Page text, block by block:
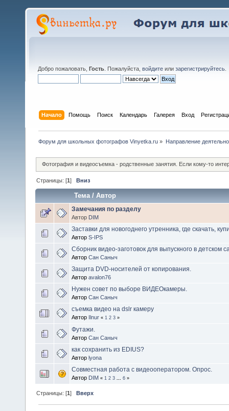
Добро пожаловать, Гость . Пожалуйста, войдите или зарегистрируйтесь
Начало Помощь Поиск Календарь Галерея Вход
Форум для школьных фотографов Vinyetka.ru » Направление
Фотография и видеосъемка - родственные занятия. Если кому-то
Страницы: [1]Вниз
Тема /Автор
Замечания по разделу
Автор DIM
Заставки для новогоднего утренника, где скачать,
Автор S-IPS
Сборник видео-заготовок для выпускного в детском
Автор Сан Саныч
Защита DVD-носителей от копирования.
Автор avalon76
Нужен совет по выборе ВИДЕОкамеры.
Автор Сан Саныч
съемка видео на dslr камеру
Автор Ilnur « 1 2 3 »
Футажи.
Автор Сан Саныч
как сохранить из EDIUS?
Автор lyona
Совместная работа с видеооператором. Опрос.
Автор DIM « 1 2 3 6 »
Страницы: [1]Вверх